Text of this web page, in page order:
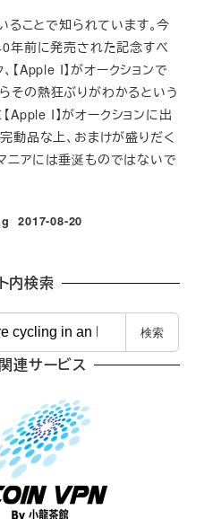
ことで知られています。今
年前に発売された記念すべ
【Apple I】がオークションで
その熱狂ぶりがわかるという
Apple I】がオークションに出
動品な上、おまけが盛りだく
ニアには垂涎ものではないで
投稿日
2017-08-20
内検索
検索
連サービス